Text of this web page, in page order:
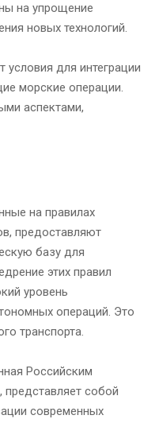
на упрощение
новых технологий.
для интеграции
морские операции.
аспектами,
на правилах
предоставляют
базу для
этих правил
уровень
операций. Это
транспорта.
Российским
собой
современных